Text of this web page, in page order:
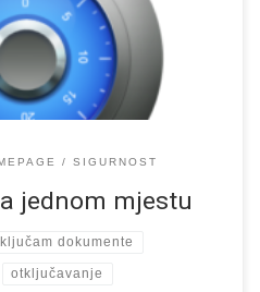
SIGURNOST
jednom mjestu
dokumente
otključavanje